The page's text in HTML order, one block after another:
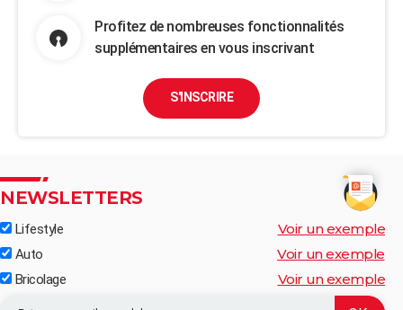
Profitez de nombreuses fonctionnalités
supplémentaires en vous inscrivant
S'INSCRIRE
NEWSLETTERS
Lifestyle Voir un exemple
Auto Voir un exemple
Bricolage Voir un exemple